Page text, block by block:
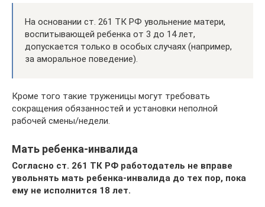
На основании ст. 261 ТК РФ увольнение матери,
воспитывающей ребенка от 3 до 14 лет,
допускается только в особых случаях (например,
за аморальное поведение).
Кроме того такие труженицы могут требовать
сокращения обязанностей и установки неполной
рабочей смены/недели.
Мать ребенка-инвалида
Согласно ст. 261 ТК РФ работодатель не вправе
увольнять мать ребенка-инвалида до тех пор, пока
ему не исполнится 18 лет.